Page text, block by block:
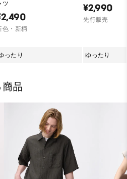
ツ
色・新柄
ったり
¥2,990
先行販売
ゆったり
品